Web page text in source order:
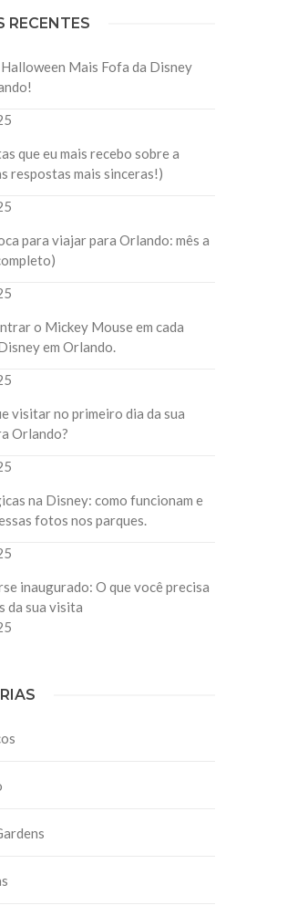
RECENTES
Mais Fofa da Disney
que eu mais recebo sobre a
respostas mais sinceras!)
para viajar para Orlando: mês a
o Mickey Mouse em cada
em Orlando.
visitar no primeiro dia da sua
Orlando?
na Disney: como funcionam e
fotos nos parques.
inaugurado: O que você precisa
da sua visita